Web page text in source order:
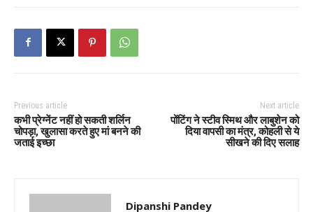
Previous article
कभी प्रेग्नेंट नहीं हो सकती शर्लिन
चोपड़ा, खुलासा करते हुए मां बनने की
जताई इच्छा
Next article
पोंटिंग ने स्टीव स्मिथ और लाबुशेन को
दिया वापसी का मंत्र, कोहली से ये
सीखने की दिए सलाह
Dipanshi Pandey